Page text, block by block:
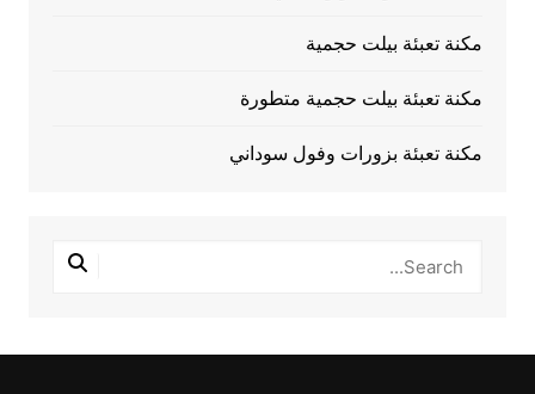
مكنة تعبئة بيلت حجمية
مكنة تعبئة بيلت حجمية متطورة
مكنة تعبئة بزورات وفول سوداني